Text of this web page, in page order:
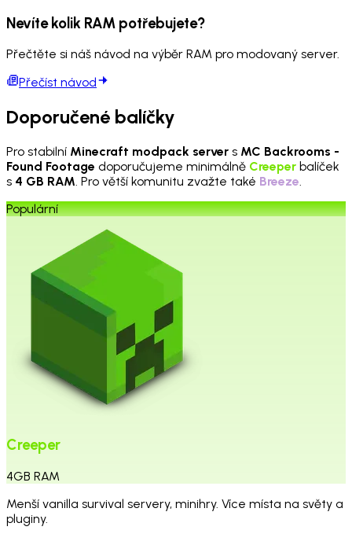
Nevíte kolik RAM potřebujete?
Přečtěte si náš návod na výběr RAM pro modovaný server.
Přečíst návod
Doporučené balíčky
Pro stabilní Minecraft modpack server s MC Backrooms -
Found Footage doporučujeme minimálně Creeper balíček
s 4 GB RAM. Pro větší komunitu zvažte také Breeze.
Populární
Creeper
4GB RAM
Menší vanilla survival servery, minihry. Více místa na světy a
pluginy.